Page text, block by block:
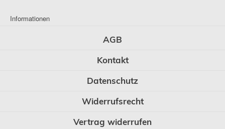
Informationen
AGB
Kontakt
Datenschutz
Widerrufsrecht
Vertrag widerrufen